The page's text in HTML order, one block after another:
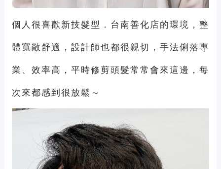
個人很喜歡新技髮型．台南善化店的環境，整
體寬敞舒適，設計師也都很親切，手法俐落專
業、效率高，平時修剪頭髮常常會來這邊，每
次來都感到很放鬆～